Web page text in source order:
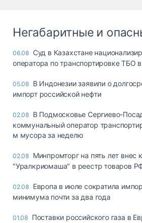
Негабаритные и
06.08 Суд в Казахстане
оператора по транспортировке ТБО
05.08 В Индонезии заявили о
импорт российской нефти
02.08 В Подмосковье Сергиево-
коммунальный оператор
м мусора за неделю
02.08 Минпромторг на пять лет внес
"Уралкриомаша" в реестр товаров
02.08 Европа в июле сократила
минимума почти за два года
01.08 Поставки российского газа в